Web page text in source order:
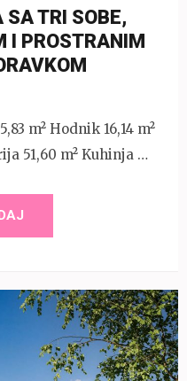
SA TRI SOBE,
I PROSTRANIM
m² Hodnik 16,14 m²
51,60 m² Kuhinja …